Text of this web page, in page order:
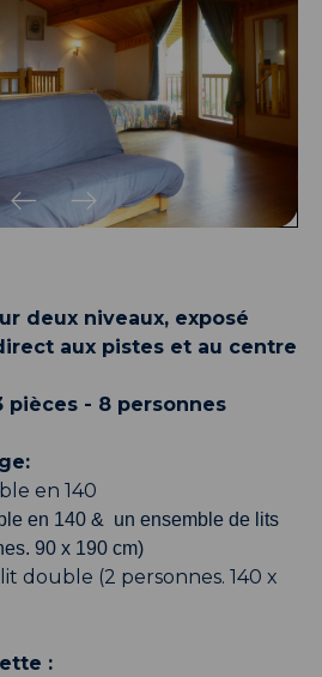
deux niveaux, exposé
aux pistes et au centre
pièces - 8 personnes
en 140
en 140 & un ensemble de lits
90 x 190 cm)
double (2 personnes. 140 x
: